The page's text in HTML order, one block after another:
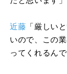
近藤 「厳しい
いので、この
ってくれるん